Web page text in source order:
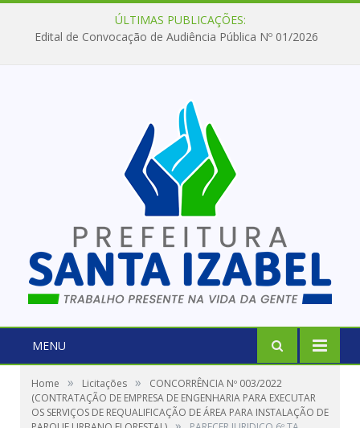
ÚLTIMAS PUBLICAÇÕES:
Edital de Convocação de Audiência Pública Nº 01/2026
MENU
Home » Licitações »
CONCORRÊNCIA Nº 003/2022
(CONTRATAÇÃO DE EMPRESA DE ENGENHARIA PARA EXECUTAR
OS SERVIÇOS DE REQUALIFICAÇÃO DE ÁREA PARA INSTALAÇÃO DE